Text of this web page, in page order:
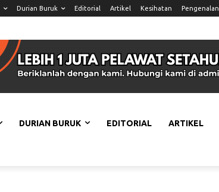
Durian Buruk Editorial Artikel Kesihatan Pengenalan
DURIAN BURUK EDITORIAL ARTIKEL